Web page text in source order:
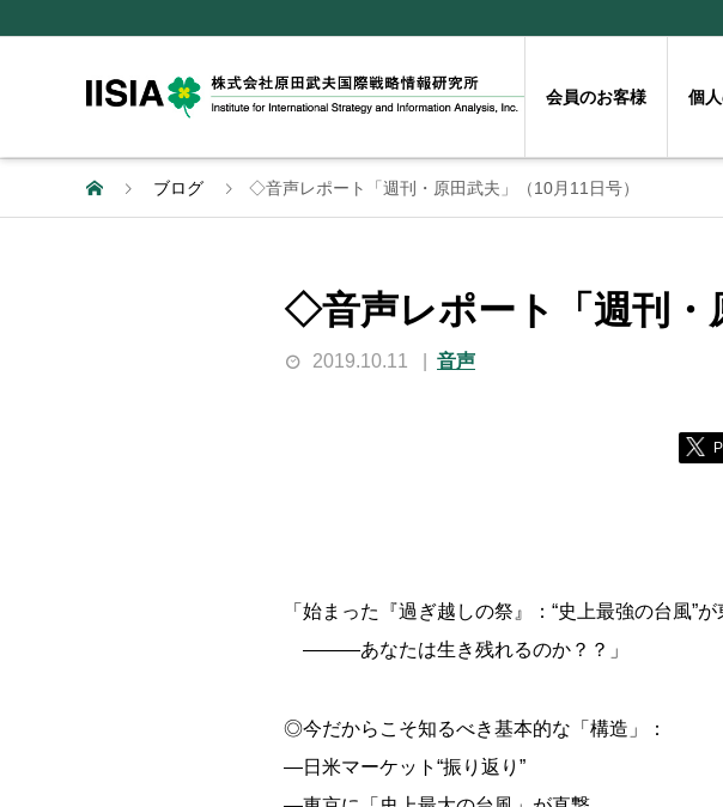
会員のお客様 個
ブログ ◇音声レポート「週刊・原田武夫」（10月11日号）
◇音声レポート「週刊・
2019.10.11 音声
「始まった『過ぎ越しの祭』：“史上最強の台風”
―――あなたは生き残れるのか？？」
◎今だからこそ知るべき基本的な「構造」：
―日米マーケット“振り返り”